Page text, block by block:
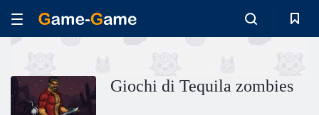
Giochi di Tequila zombies